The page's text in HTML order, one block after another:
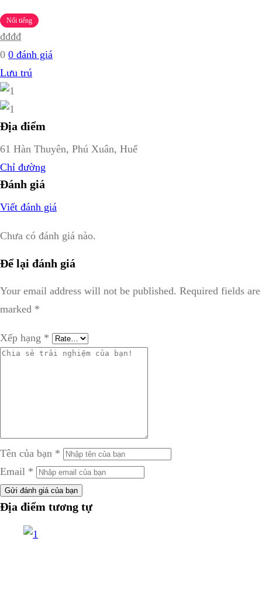
Nổi tiếng
₫₫₫₫
0 0 đánh giá
Lưu trú
Địa điểm
61 Hàn Thuyên, Phú Xuân, Huế
Chỉ đường
Đánh giá
Viết đánh giá
Chưa có đánh giá nào.
Để lại đánh giá
Your email address will not be published. Required fields are
marked *
Xếp hạng *
Tên của bạn *
Email *
Gửi đánh giá của bạn
Địa điểm tương tự